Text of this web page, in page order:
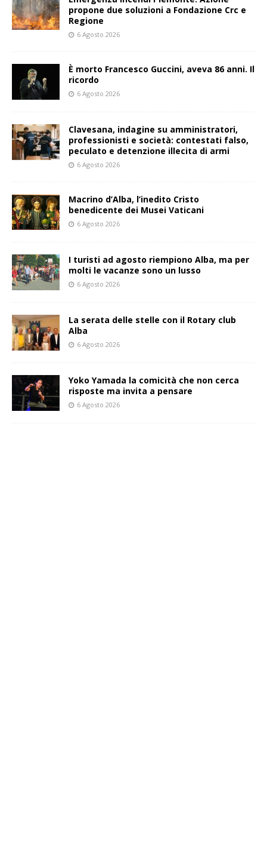
propone due soluzioni a Fondazione Crc e
Regione
6 Agosto 2026
È morto Francesco Guccini, aveva 86 anni. Il
ricordo
6 Agosto 2026
Clavesana, indagine su amministratori,
professionisti e società: contestati falso,
peculato e detenzione illecita di armi
6 Agosto 2026
Macrino d’Alba, l’inedito Cristo
benedicente dei Musei Vaticani
6 Agosto 2026
I turisti ad agosto riempiono Alba, ma per
molti le vacanze sono un lusso
6 Agosto 2026
La serata delle stelle con il Rotary club
Alba
6 Agosto 2026
Yoko Yamada la comicità che non cerca
risposte ma invita a pensare
6 Agosto 2026